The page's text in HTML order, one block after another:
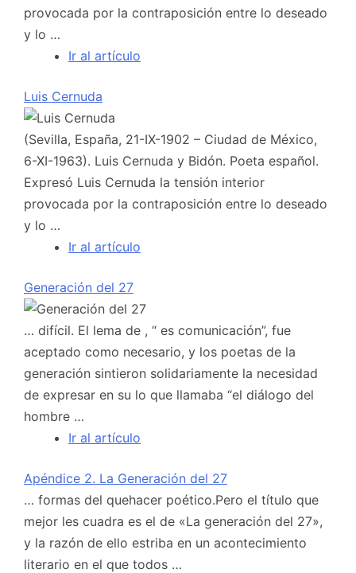
provocada por la contraposición entre lo deseado
y lo …
Ir al artículo
Luis Cernuda
(Sevilla, España, 21-IX-1902 – Ciudad de México,
6-XI-1963). Luis Cernuda y Bidón. Poeta español.
Expresó Luis Cernuda la tensión interior
provocada por la contraposición entre lo deseado
y lo …
Ir al artículo
Generación del 27
… difícil. El lema de , “ es comunicación”, fue
aceptado como necesario, y los poetas de la
generación sintieron solidariamente la necesidad
de expresar en su lo que llamaba “el diálogo del
hombre …
Ir al artículo
Apéndice 2. La Generación del 27
… formas del quehacer poético.Pero el título que
mejor les cuadra es el de «La generación del 27»,
y la razón de ello estriba en un acontecimiento
literario en el que todos …